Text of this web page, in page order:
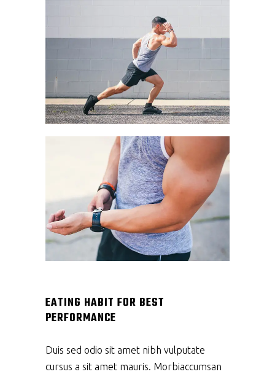
EATING HABIT FOR BEST
PERFORMANCE
Duis sed odio sit amet nibh vulputate
cursus a sit amet mauris. Morbiaccumsan